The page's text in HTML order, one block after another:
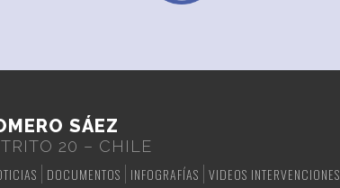
SÁEZ
20 – CHILE
DOCUMENTOS INFOGRAFÍAS VIDEOS INTERVENCIONES